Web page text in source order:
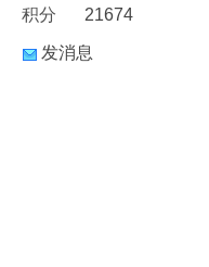
积分 21674
发消息